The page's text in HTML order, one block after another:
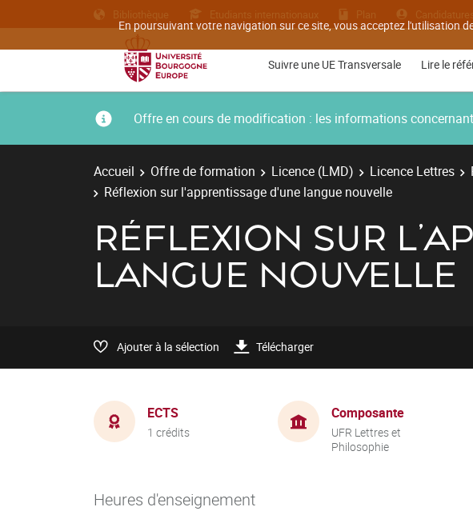
En poursuivant votre navigation sur ce site, vous acceptez l'utilisation
Bibliothèque Etudiants internationaux Plan
Suivre une UE Transversale Lire le
Offre en cours de modification : les informations
Accueil Offre de formation Licence (LMD) Licence Lettres
Réflexion sur l'apprentissage d'une langue nouvelle
RÉFLEXION SUR
LANGUE NOUVELLE
Ajouter à la sélection Télécharger
ECTS
1 crédits
Composante
UFR Lettres et
Philosophie
Heures d'enseignement